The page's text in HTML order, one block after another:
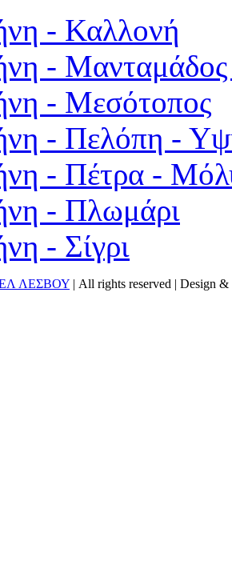
- Καλλονή
- Μανταμάδος
- Μεσότοπος
- Πελόπη -
- Πέτρα -
- Πλωμάρι
- Σίγρι
ΛΕΣΒΟΥ | All rights reserved | Design &